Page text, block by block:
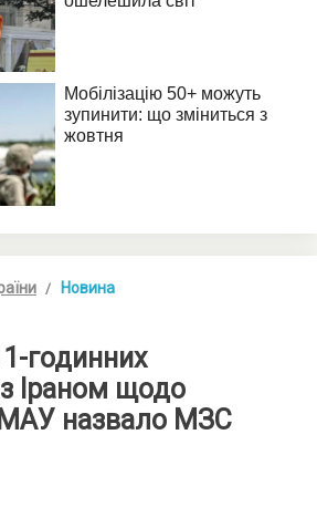
Новина
годинних
Іраном щодо
назвало МЗС